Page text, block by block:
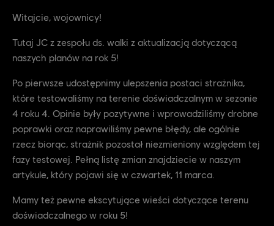
Witajcie, wojownicy!
Tutaj JC z zespołu ds. walki z aktualizacją dotyczącą
naszych planów na rok 5!
Po pierwsze udostępnimy ulepszenia postaci strażnika,
które testowaliśmy na terenie doświadczalnym w sezonie
4 roku 4. Opinie były pozytywne i wprowadziliśmy drobne
poprawki oraz naprawiliśmy pewne błędy, ale ogólnie
rzecz biorąc, strażnik pozostał niezmieniony względem tej
fazy testowej. Pełną listę zmian znajdziecie w naszym
artykule, który pojawi się w czwartek, 11 marca.
Mamy też pewne ekscytujące wieści dotyczące terenu
doświadczalnego w roku 5!